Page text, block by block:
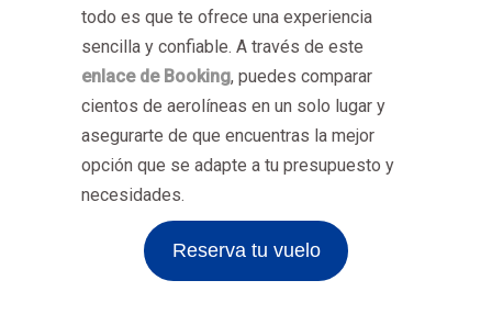
todo es que te ofrece una experiencia
sencilla y confiable. A través de este
enlace de Booking, puedes comparar
cientos de aerolíneas en un solo lugar y
asegurarte de que encuentras la mejor
opción que se adapte a tu presupuesto y
necesidades.
Reserva tu vuelo